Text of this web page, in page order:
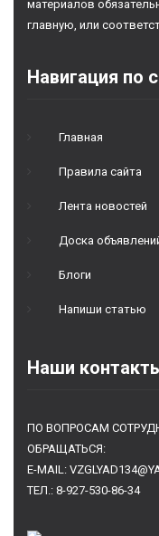
материалов
главную, или
Навигация по
Главная
Правила сайта
Лента новостей
Доска
Блоги
Напиши статью
Наши
ПО ВОПРОСАМ
ОБРАЩАТЬСЯ:
E-MAIL:
ТЕЛ.: 8-927-530-86-34